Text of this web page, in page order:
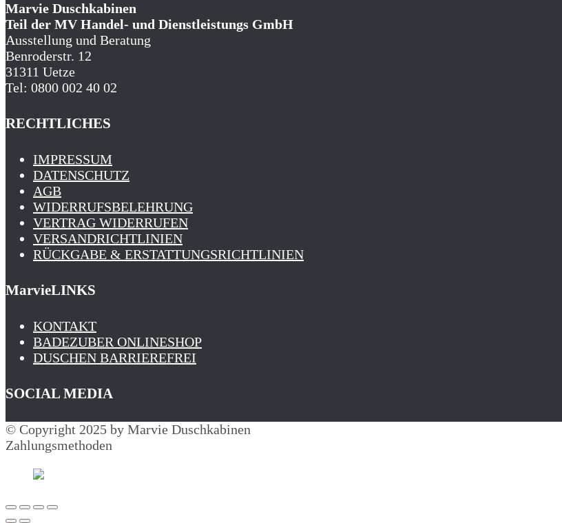
Marvie Duschkabinen
Teil der MV Handel- und Dienstleistungs GmbH
Ausstellung und Beratung
Benroderstr. 12
31311 Uetze
Tel: 0800 002 40 02
RECHTLICHES
IMPRESSUM
DATENSCHUTZ
AGB
WIDERRUFSBELEHRUNG
VERTRAG WIDERRUFEN
VERSANDRICHTLINIEN
RÜCKGABE & ERSTATTUNGS­RICHTLINIEN
MarvieLINKS
KONTAKT
BADEZUBER ONLINESHOP
DUSCHEN BARRIEREFREI
SOCIAL MEDIA
© Copyright 2025 by Marvie Duschkabinen
Zahlungsmethoden